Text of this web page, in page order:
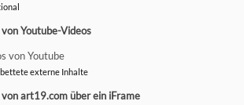
von Youtube-Videos
von Youtube
externe Inhalte
von art19.com über ein iFrame